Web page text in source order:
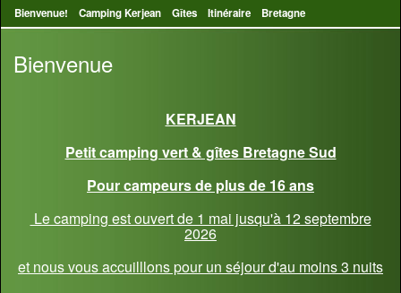
Bienvenue! Camping Kerjean Gîtes Itinéraire Bretagne
Bienvenue
KERJEAN
Petit camping vert & gîtes Bretagne Sud
Pour campeurs de plus de 16 ans
Le camping est ouvert de 1 mai jusqu'à 12 septembre
2026
et nous vous accuilllons pour un séjour d'au moins 3 nuits